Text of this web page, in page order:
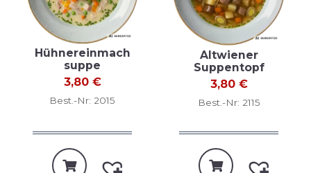
Hühnereinmach
suppe
3,80 €
Best.-Nr: 2015
Altwiener
Suppentopf
3,80 €
Best.-Nr: 2115